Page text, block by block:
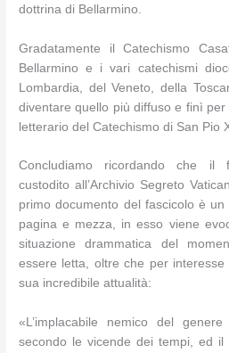
dottrina di Bellarmino.
Gradatamente il Catechismo
Bellarmino e i vari catechismi
Lombardia, del Veneto, della
diventare quello più diffuso e finì
letterario del Catechismo di San Pio
Concludiamo ricordando che il
custodito all’Archivio Segreto
primo documento del fascicolo è
pagina e mezza, in esso viene
situazione drammatica del
essere letta, oltre che per
sua incredibile attualità:
«L’implacabile nemico del
secondo le vicende dei tempi, ed il